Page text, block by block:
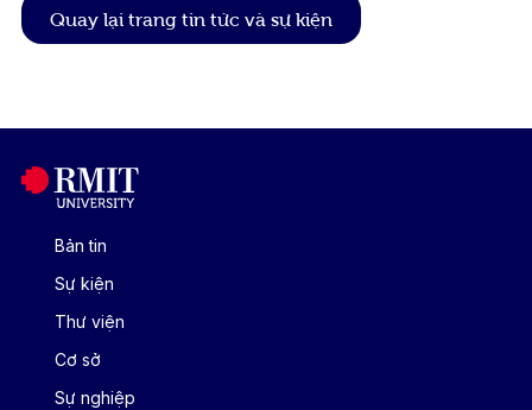
Quay lại trang tin tức và sự kiện
Bản tin
Sự kiện
Thư viện
Cơ sở
Sự nghiệp